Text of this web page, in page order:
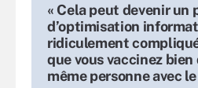
« Cela peut devenir un
d’optimisation
ridiculement compliqué
que vous vaccinez
même personne avec